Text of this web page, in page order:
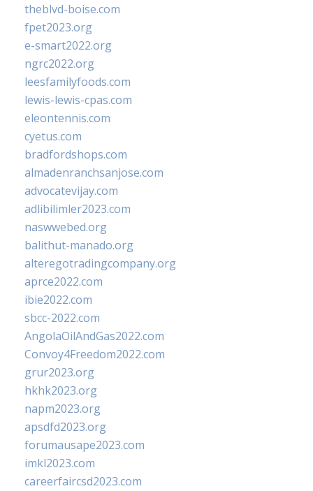
theblvd-boise.com
fpet2023.org
e-smart2022.org
ngrc2022.org
leesfamilyfoods.com
lewis-lewis-cpas.com
eleontennis.com
cyetus.com
bradfordshops.com
almadenranchsanjose.com
advocatevijay.com
adlibilimler2023.com
naswwebed.org
balithut-manado.org
alteregotradingcompany.org
aprce2022.com
ibie2022.com
sbcc-2022.com
AngolaOilAndGas2022.com
Convoy4Freedom2022.com
grur2023.org
hkhk2023.org
napm2023.org
apsdfd2023.org
forumausape2023.com
imkl2023.com
careerfaircsd2023.com